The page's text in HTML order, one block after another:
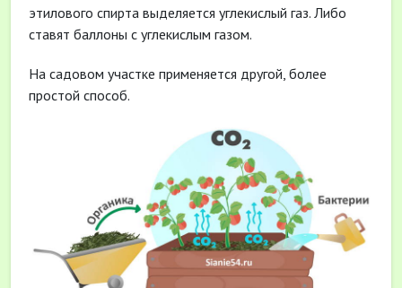
этилового спирта выделяется углекислый газ. Либо
ставят баллоны с углекислым газом.
На садовом участке применяется другой, более
простой способ.